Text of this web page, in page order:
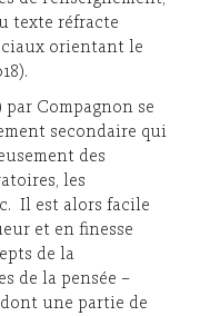
texte réfracte
orientant le
Compagnon se
secondaire qui
des
les
Il est alors facile
et en finesse
de la
de la pensée –
une partie de